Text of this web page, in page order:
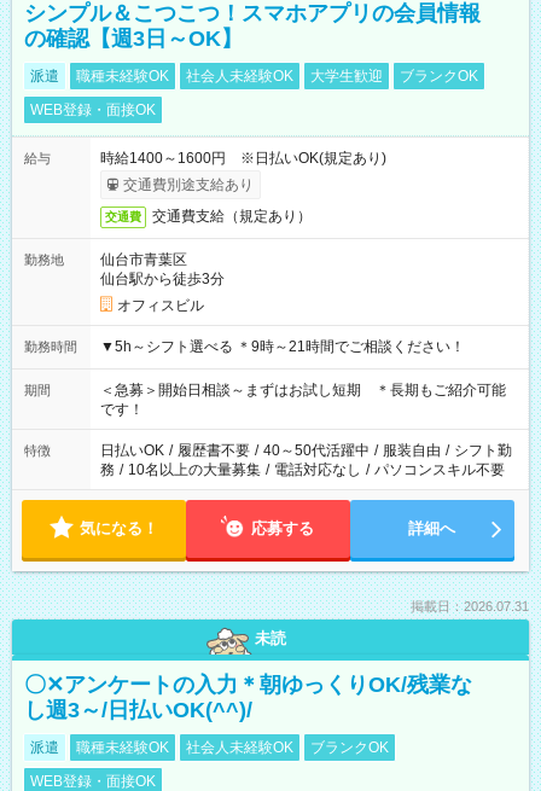
シンプル＆こつこつ！スマホアプリの会員情報
の確認【週3日～OK】
派遣 職種未経験OK 社会人未経験OK 大学生歓迎
ブランクOK
WEB登録・面接OK
給与
時給1400～1600円 ※日払いOK(規定あり)
交通費別途支給あり
交通費 交通費支給（規定あり）
勤務地
仙台市青葉区
仙台駅から徒歩3分
オフィスビル
勤務時間 ▼5h～シフト選べる ＊9時～21時間でご相談ください！
期間
＜急募＞開始日相談～まずはお試し短期 ＊長期もご紹介可能
です！
特徴 日払いOK / 履歴書不要 / 40～50代活躍中 / 服装自由 / シフト勤
務 / 10名以上の大量募集 / 電話対応なし / パソコンスキル不要
気になる！ 応募する 詳細へ
掲載日：2026.07.31
未読
〇✕アンケートの入力＊朝ゆっくりOK/残業な
し週3～/日払いOK(^^)/
派遣 職種未経験OK 社会人未経験OK
ブランクOK
WEB登録・面接OK